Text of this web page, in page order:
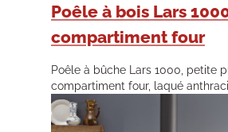
Poêle à bois Lars
compartiment four
Poêle à bûche Lars 1000, petite
compartiment four, laqué